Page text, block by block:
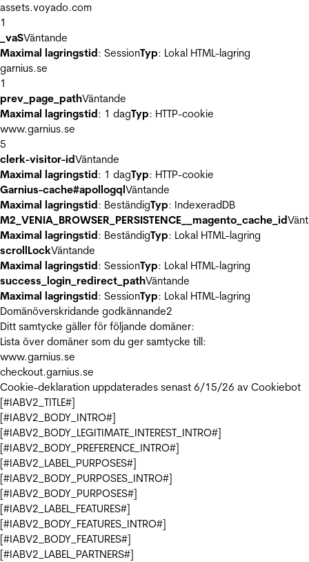
assets.voyado.com
1
_vaSVäntande
Maximal lagringstid: SessionTyp: Lokal HTML-lagring
garnius.se
1
prev_page_pathVäntande
Maximal lagringstid: 1 dagTyp: HTTP-cookie
www.garnius.se
5
clerk-visitor-idVäntande
Maximal lagringstid: 1 dagTyp: HTTP-cookie
Garnius-cache#apollogqlVäntande
Maximal lagringstid: BeständigTyp: IndexeradDB
M2_VENIA_BROWSER_PERSISTENCE__magento_cache_id
Maximal lagringstid: BeständigTyp: Lokal HTML-lagring
scrollLockVäntande
Maximal lagringstid: SessionTyp: Lokal HTML-lagring
success_login_redirect_pathVäntande
Maximal lagringstid: SessionTyp: Lokal HTML-lagring
Domänöverskridande godkännande2
Ditt samtycke gäller för följande domäner:
Lista över domäner som du ger samtycke till:
www.garnius.se
checkout.garnius.se
Cookie-deklaration uppdaterades senast 6/15/26 av Cookiebot
[#IABV2_TITLE#]
[#IABV2_BODY_INTRO#]
[#IABV2_BODY_LEGITIMATE_INTEREST_INTRO#]
[#IABV2_BODY_PREFERENCE_INTRO#]
[#IABV2_LABEL_PURPOSES#]
[#IABV2_BODY_PURPOSES_INTRO#]
[#IABV2_BODY_PURPOSES#]
[#IABV2_LABEL_FEATURES#]
[#IABV2_BODY_FEATURES_INTRO#]
[#IABV2_BODY_FEATURES#]
[#IABV2_LABEL_PARTNERS#]